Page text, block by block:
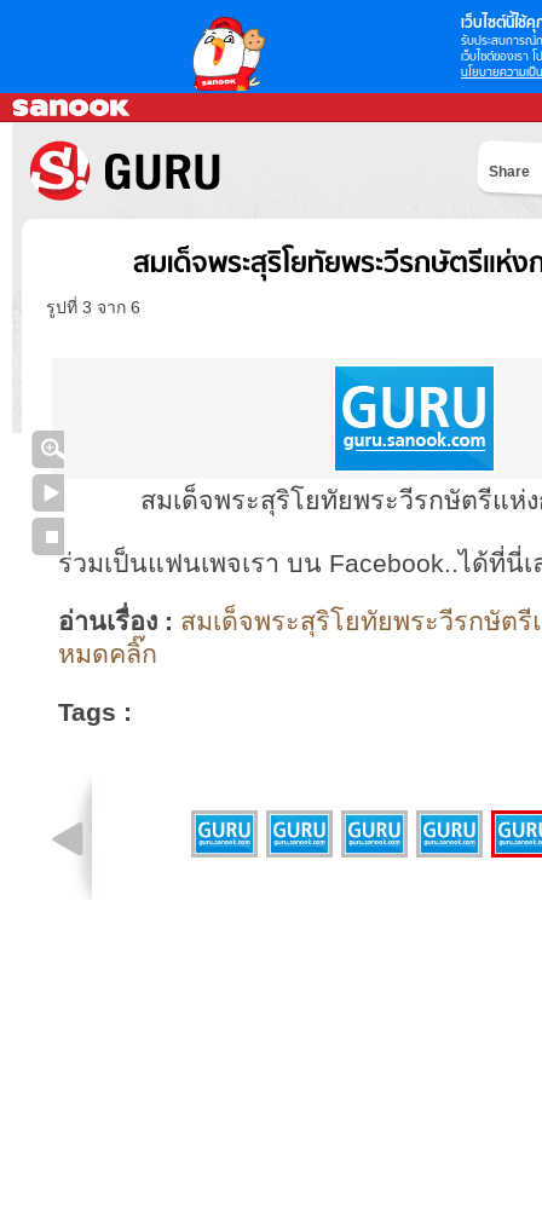
เว็บไซต์นี้ใช้คุ
รับประสบการณ์
เว็บไซต์ของเรา
นโยบายความเป็
Share
สมเด็จพระสุริโยทัยพระวีรกษัตรีแห่
รูปที่ 3 จาก 6
สมเด็จพระสุริโยทัยพระวีรกษัตรีแห่
ร่วมเป็นแฟนเพจเรา บน Facebook..ได้ที่นี่เ
อ่านเรื่อง : สมเด็จพระสุริโยทัยพระวีรกษัตรี
หมดคลิ๊ก
Tags :